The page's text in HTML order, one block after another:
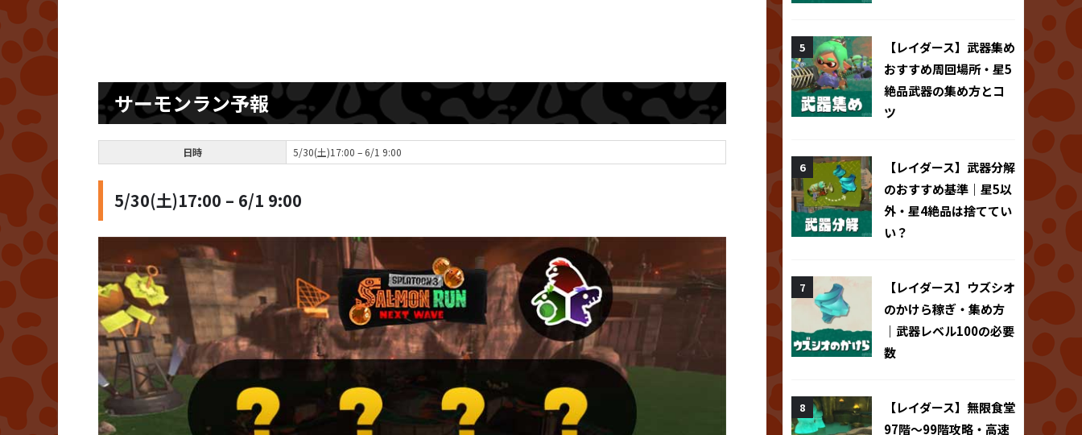
サーモンラン予報
日時 5/30(土)17:00 – 6/1 9:00
5/30(土)17:00 – 6/1 9:00
【レイダース】武器集め
おすすめ周回場所・星5
絶品武器の集め方とコ
ツ
【レイダース】武器分解
のおすすめ基準｜星5以
外・星4絶品は捨ててい
い？
【レイダース】ウズシオ
のかけら稼ぎ・集め方
｜武器レベル100の必要
数
【レイダース】無限食堂
97階～99階攻略・高速